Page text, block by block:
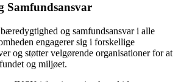
Samfundsansvar
og samfundsansvar i alle
engagerer sig i forskellige
og støtter velgørende organisationer for at
og miljøet.